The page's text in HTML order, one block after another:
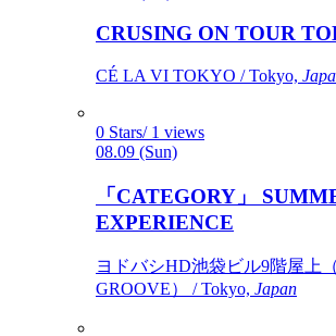
CRUSING ON TOUR
CÉ LA VI TOKYO / Tokyo,
0 Stars/ 1 views
08.09 (Sun)
「CATEGORY」
EXPERIENCE
ヨドバシHD池袋ビル9階屋上
GROOVE） / Tokyo, Japan